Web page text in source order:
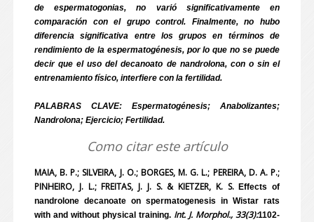
de espermatogonias, no varió significativamente en
comparación con el grupo control. Finalmente, no hubo
diferencia significativa entre los grupos en términos de
rendimiento de la espermatogénesis, por lo que no se puede
decir que el uso del decanoato de nandrolona, con o sin el
entrenamiento físico, interfiere con la fertilidad.
PALABRAS CLAVE: Espermatogénesis; Anabolizantes;
Nandrolona; Ejercicio; Fertilidad.
Como citar este artículo
MAIA, B. P.; SILVEIRA, J. O.; BORGES, M. G. L.; PEREIRA, D. A. P.;
PINHEIRO, J. L.; FREITAS, J. J. S. & KIETZER, K. S.Effects of
nandrolone decanoate on spermatogenesis in Wistar rats
with and without physical training. Int. J. Morphol., 33(3):1102-